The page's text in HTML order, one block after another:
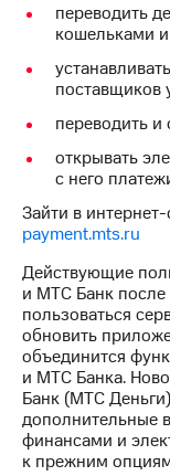
карту
Оформить
eSIM
SIM-
для
Оформить
номер
Выбрать
красивый
номер
Заменить
SIM-
карту
оплате
с карты
МТС
Деньги
Выберите
и
ТВ
с
тарифом
Тарифы
Интернет,
ТВ и
для дома
Услуги
Личный
переводить
кошельками
поставщиков
переводить
открывать
с него
Зайти в
payment.mts.ru
Действующие
и МТС Банк после
пользоваться
обновить
объединится
и МТС Банка.
Банк (МТС
дополнительные
финансами и
к прежним